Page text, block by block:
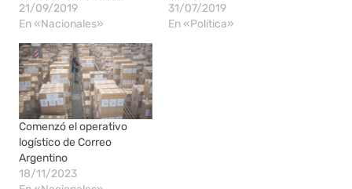
21/09/2019
En «Nacionales»
31/07/2019
En «Política»
Comenzó el operativo
logístico de Correo
Argentino
18/11/2023